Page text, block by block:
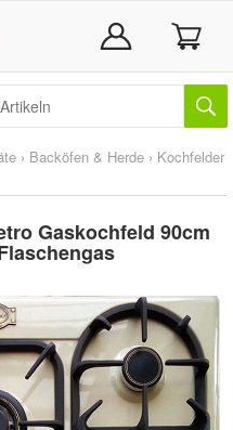
› Backöfen & Herde › Kochfelder
Gaskochfeld 90cm